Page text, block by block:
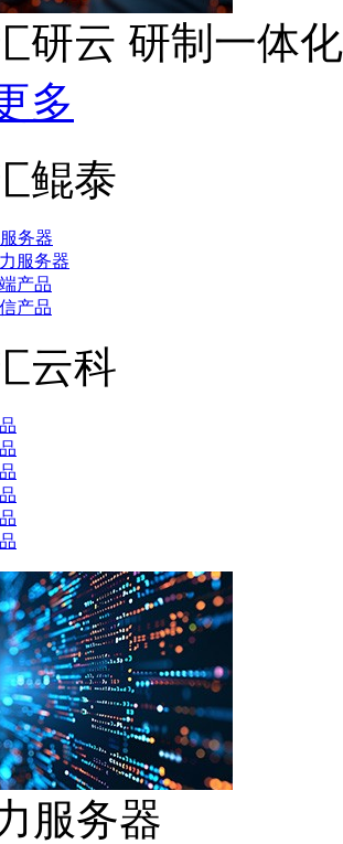
研云 研制一体
多
鲲泰
务器
服务器
产品
产品
云科
服务器